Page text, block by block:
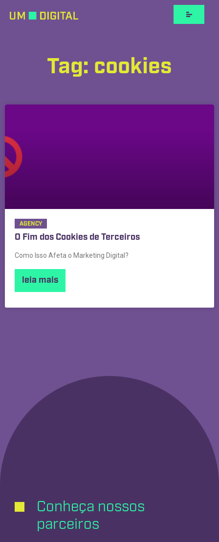
Tag: cookies
AGENCY
O Fim dos Cookies de Terceiros
Como Isso Afeta o Marketing Digital?
leia mais
Conheça nossos
parceiros